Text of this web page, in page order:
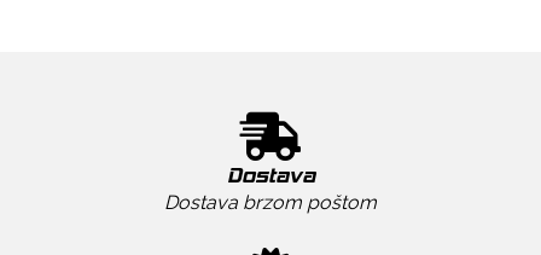
Dostava
Dostava brzom poštom